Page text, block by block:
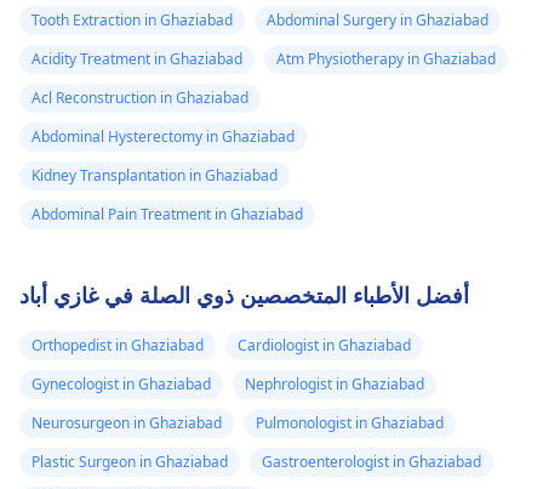
Tooth Extraction in Ghaziabad
Abdominal Surgery in Ghaziabad
Acidity Treatment in Ghaziabad
Atm Physiotherapy in Ghaziabad
Acl Reconstruction in Ghaziabad
Abdominal Hysterectomy in Ghaziabad
Kidney Transplantation in Ghaziabad
Abdominal Pain Treatment in Ghaziabad
أفضل الأطباء المتخصصين ذوي الصلة في غازي أباد
Orthopedist in Ghaziabad
Cardiologist in Ghaziabad
Gynecologist in Ghaziabad
Nephrologist in Ghaziabad
Neurosurgeon in Ghaziabad
Pulmonologist in Ghaziabad
Plastic Surgeon in Ghaziabad
Gastroenterologist in Ghaziabad